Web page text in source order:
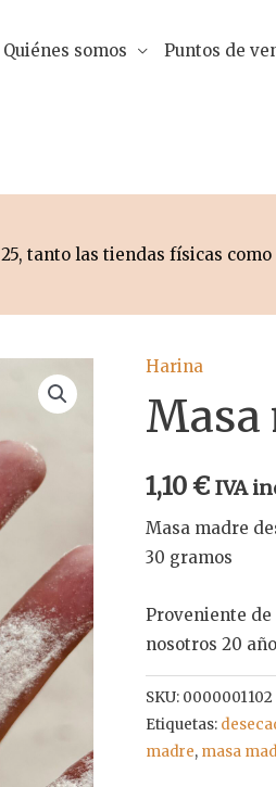
Quiénes somos Puntos de
tanto las tiendas físicas
Harina
Masa
1,10€ IVA
Masa madre
30 gramos
Proveniente
nosotros 20
SKU: 0000001102
Etiquetas:
madre, masa